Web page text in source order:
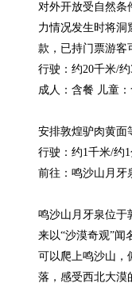
对外开放受自然条
力情况发生时将洞
款，已持门票游客
行驶：约20千米/
成人：含餐 儿童
安排敦煌驴肉黄面
行驶：约1千米/约
前往：鸣沙山月牙
鸣沙山月牙泉位于
来以“沙漠奇观”闻
可以爬上鸣沙山，
落，感受西北大漠